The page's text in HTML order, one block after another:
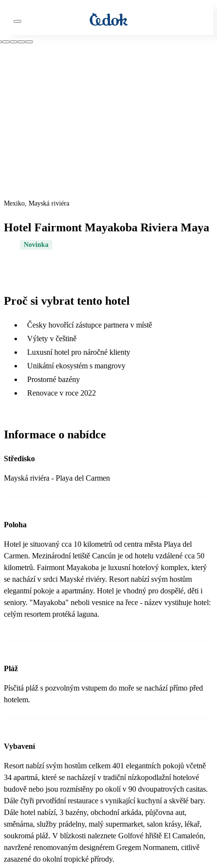
Mexiko, Mayská riviéra
Hotel Fairmont Mayakoba Riviera Maya
Novinka
Proč si vybrat tento hotel
Česky hovořící zástupce partnera v místě
Výlety v češtině
Luxusní hotel pro náročné klienty
Unikátní ekosystém s mangrovy
Prostorné bazény
Renovace v roce 2022
Informace o nabídce
Středisko
Mayská riviéra - Playa del Carmen
Poloha
Hotel je situovaný cca 10 kilometrů od centra města Playa del
Carmen. Mezinárodní letiště Cancún je od hotelu vzdálené cca 50
kilometrů. Fairmont Mayakoba je luxusní hotelový komplex, který
se nachází v srdci Mayské riviéry. Resort nabízí svým hostům
elegantní pokoje a apartmány. Hotel je vhodný pro dospělé, děti i
seniory. "Mayakoba" neboli vesnice na řece - název vystihuje hotel:
celým resortem protéká laguna.
Pláž
Písčitá pláž s pozvolným vstupem do moře se nachází přímo před
hotelem.
Vybavení
Resort nabízí svým hostům celkem 401 elegantních pokojů včetně
34 apartmá, které se nacházejí v tradiční nízkopodlažní hotelové
budově nebo jsou rozmístěny po okolí v 90 dvoupatrových casitas.
Dále čtyři prvotřídní restaurace s vynikající kuchyní a skvělé bary.
Dále hotel nabízí, 3 bazény, obchodní arkáda, půjčovna aut,
směnárna, služby prádelny, malý supermarket, salon krásy, lékař,
soukromá pláž. V blízkosti naleznete Golfové hřiště El Camaleón,
navržené renomovaným designérem Gregem Normanem, citlivě
zasazené do okolní tropické přírody.